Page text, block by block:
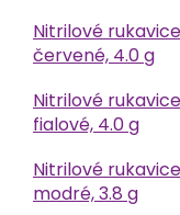
Nitrilové rukavice
červené, 4.0 g
Nitrilové rukavice
fialové, 4.0 g
Nitrilové
modré, 3.8 g